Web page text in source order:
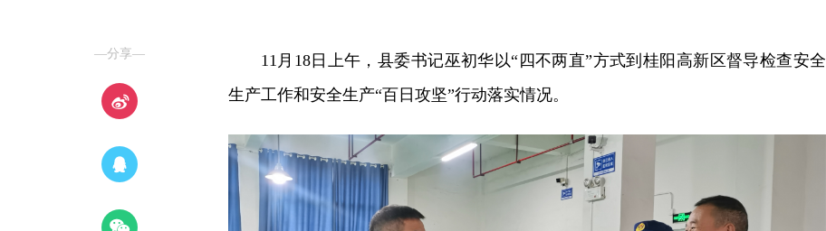
—分享—
11月18日上午，县委书记巫初华以“四不两直”方式到桂阳高新区督导检查安全
生产工作和安全生产“百日攻坚”行动落实情况。